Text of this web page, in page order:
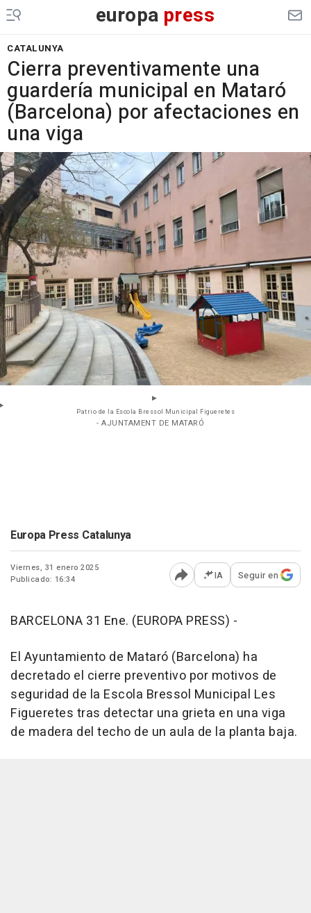
europa press
CATALUNYA
Cierra preventivamente una
guardería municipal en Mataró
(Barcelona) por afectaciones en
una viga
Patrio de la Escola Bressol Municipal Figueretes
- AJUNTAMENT DE MATARÓ
Europa Press Catalunya
Viernes, 31 enero 2025
Publicado: 16:34
Abrir opciones para
IA Seguir en
BARCELONA 31 Ene. (EUROPA PRESS) -
El Ayuntamiento de Mataró (Barcelona) ha
decretado el cierre preventivo por motivos de
seguridad de la Escola Bressol Municipal Les
Figueretes tras detectar una grieta en una viga
de madera del techo de un aula de la planta baja.